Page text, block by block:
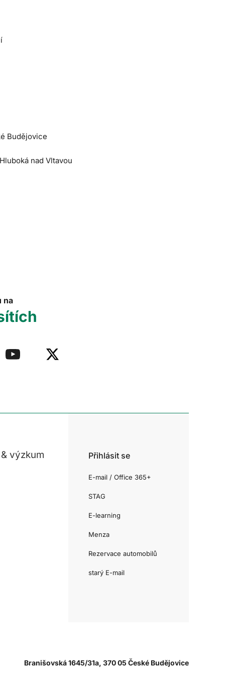
Budějovice
nad Vltavou
na
výzkum Přihlásit se
E-mail / Office 365+
STAG
E-learning
Menza
Rezervace automobilů
starý E-mail
Branišovská 1645/31a, 370 05 České Budějovice